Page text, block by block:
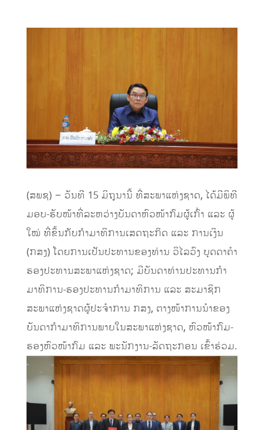
(ສພຊ) – ວັນທີ 15 ມິຖຸນານີ້ ທີ່ສະພາແຫ່ງຊາດ, ໄດ້ມີພິທີ
ມອບ-ຮັບໜ້າທີ່ລະຫວ່າງບັນດາຫົວໜ້າກົມຜູ້ເກົ່າ ແລະ ຜູ້
ໃໝ່ ທີ່ຂຶ້ນກັບກໍາມາທິການເສດຖະກິດ ແລະ ການເງິນ
(ກສງ) ໂດຍການເປັນປະທານຂອງທ່ານ ວິໄລວົງ ບຸດດາຄໍາ
ຮອງປະທານສະພາແຫ່ງຊາດ; ມີບັນດາທ່ານປະທານກໍາ
ມາທິການ-ຮອງປະທານກໍາມາທິການ ແລະ ສະມາຊິກ
ສະພາແຫ່ງຊາດຜູ້ປະຈໍາການ ກສງ, ຕາງໜ້າການນຳຂອງ
ບັນດາກໍາມາທິການພາຍໃນສະພາແຫ່ງຊາດ, ຫົວໜ້າກົມ-
ຮອງຫົວໜ້າກົມ ແລະ ພະນັກງານ-ລັດຖະກອນ ເຂົ້າຮ່ວມ.